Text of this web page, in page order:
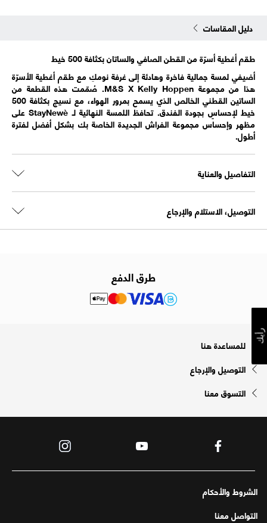
دليل المقاسات
طقم أغطية أسرّة من القطن الصافي والساتان بكثافة 500 خيط
أضيفي لمسة جمالية فاخرة وهادئة إلى غرفة نومكِ مع طقم أغطية الأسرّة
هذا من مجموعة M&S X Kelly Hoppen. صُمّمت هذه القطعة من
الساتين القطني الخالص الذي يسمح بمرور الهواء، مع نسيج بكثافة 500
خيط لإحساسٍ بجودة الفندق. تحافظ اللمسة النهائية لـ StayNewè على
مظهر وإحساس مجموعة الفراش الجديدة الخاصة بك بشكل أفضل لفترة
أطول.
التفاصيل والعناية
التوصيل، الاستلام والإرجاع
طرق الدفع
للمساعدة هنا
التوصيل والإرجاع
التسوق معنا
الشروط والأحكام
التواصل معنا
رأيك